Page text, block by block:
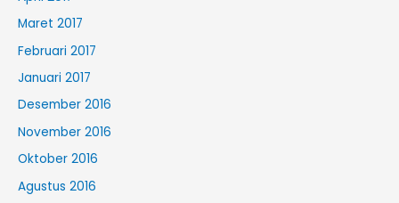
Maret 2017
Februari 2017
Januari 2017
Desember 2016
November 2016
Oktober 2016
Agustus 2016